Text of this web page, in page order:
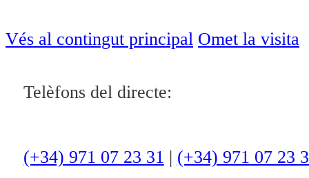
Vés al contingut principal Omet la visita
Telèfons del directe:
(+34) 971 07 23 31 | (+34) 971 07 23
ACTUALITAT
OCI
ENTREVISTES